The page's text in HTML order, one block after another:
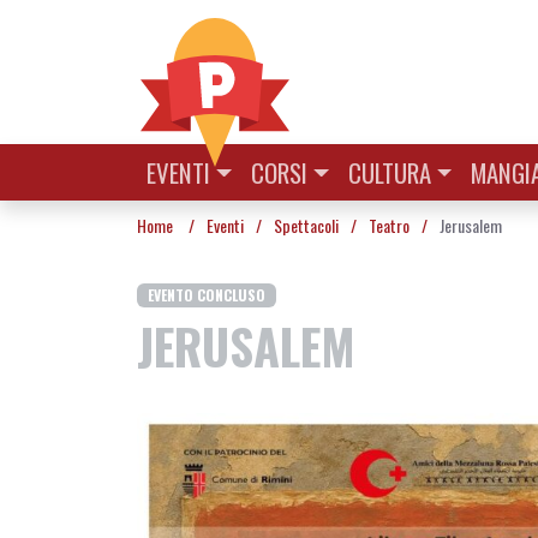
EVENTI CORSI CULTURA
Home / Eventi / Spettacoli / Teatro / Jerusalem
EVENTO CONCLUSO
JERUSALEM